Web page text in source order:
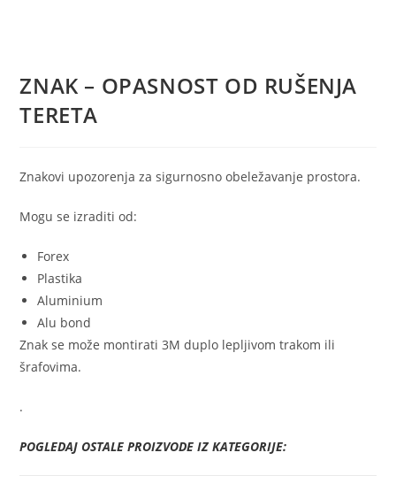
ZNAK – OPASNOST OD RUŠENJA
TERETA
Znakovi upozorenja za sigurnosno obeležavanje prostora.
Mogu se izraditi od:
Forex
Plastika
Aluminium
Alu bond
Znak se može montirati 3M duplo lepljivom trakom ili
šrafovima.
.
POGLEDAJ OSTALE PROIZVODE IZ KATEGORIJE: